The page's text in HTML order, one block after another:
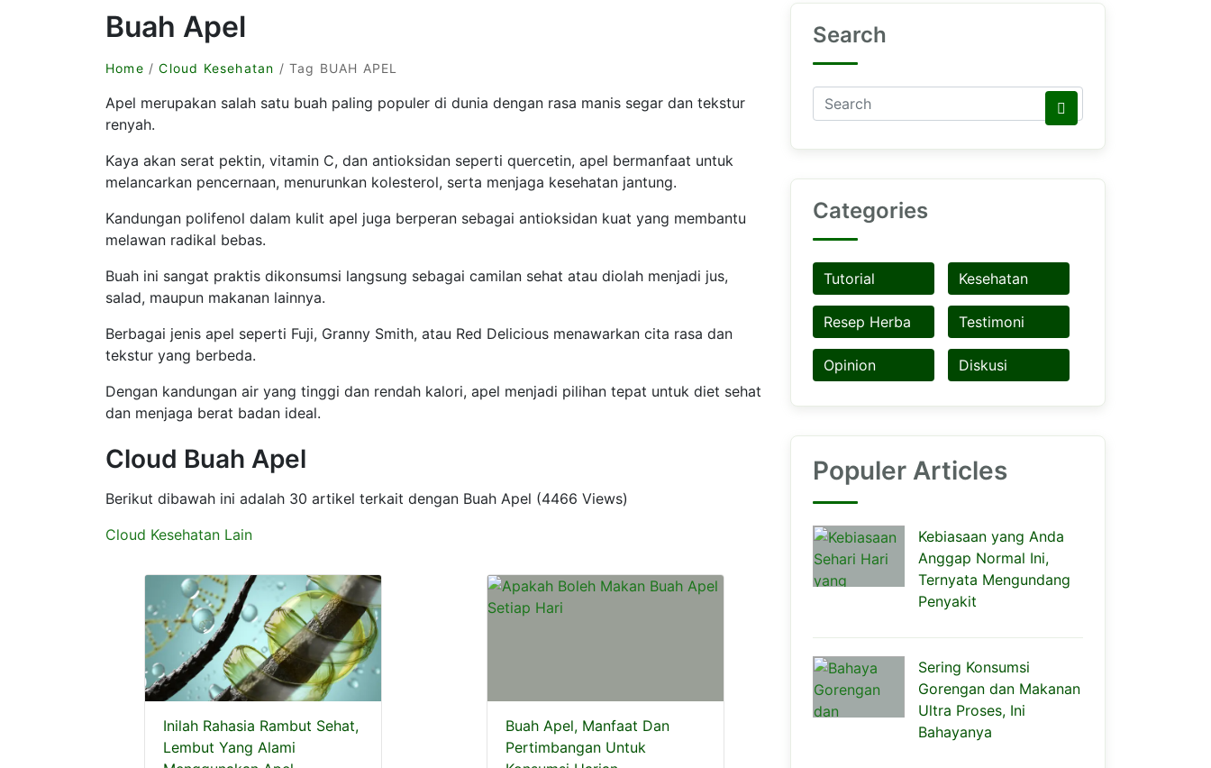
Buah Apel
Home /Cloud Kesehatan / Tag BUAH APEL
Apel merupakan salah satu buah paling populer di dunia dengan rasa manis segar dan tekstur
renyah.
Kaya akan serat pektin, vitamin C, dan antioksidan seperti quercetin, apel bermanfaat untuk
melancarkan pencernaan, menurunkan kolesterol, serta menjaga kesehatan jantung.
Kandungan polifenol dalam kulit apel juga berperan sebagai antioksidan kuat yang membantu
melawan radikal bebas.
Buah ini sangat praktis dikonsumsi langsung sebagai camilan sehat atau diolah menjadi jus,
salad, maupun makanan lainnya.
Berbagai jenis apel seperti Fuji, Granny Smith, atau Red Delicious menawarkan cita rasa dan
tekstur yang berbeda.
Dengan kandungan air yang tinggi dan rendah kalori, apel menjadi pilihan tepat untuk diet sehat
dan menjaga berat badan ideal.
Cloud Buah Apel
Berikut dibawah ini adalah 30 artikel terkait dengan Buah Apel (4466 Views)
Cloud Kesehatan Lain
Inilah Rahasia Rambut Sehat,
Lembut Yang Alami
Buah Apel, Manfaat Dan
Pertimbangan Untuk
Search
Categories
Tutorial Kesehatan
Resep Herba Testimoni
Opinion Diskusi
Populer Articles
Kebiasaan yang Anda
Anggap Normal Ini,
Ternyata Mengundang
Penyakit
Sering Konsumsi
Gorengan dan Makanan
Ultra Proses, Ini
Bahayanya